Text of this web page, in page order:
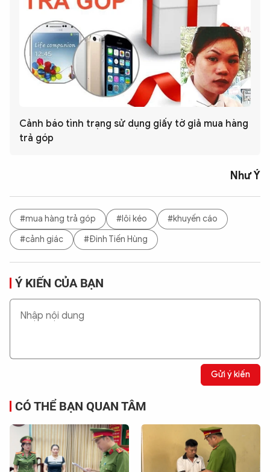
Cảnh báo tình trạng sử dụng giấy tờ giả mua hàng
trả góp
Như Ý
#mua hàng trả góp #lôi kéo
#khuyến cáo
#cảnh giác
#Đinh Tiến Hùng
Ý KIẾN CỦA BẠN
Gửi ý kiến
CÓ THỂ BẠN QUAN TÂM